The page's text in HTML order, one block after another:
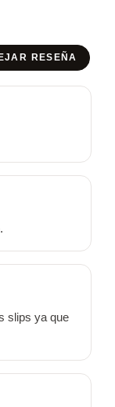
RESEÑA
slips ya que